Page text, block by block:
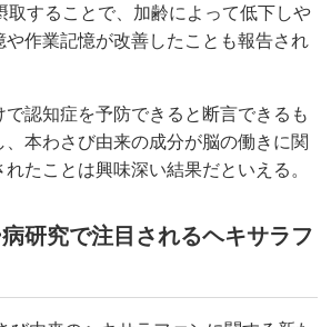
取することで、加齢によって低下しや
や作業記憶が改善したことも報告され
で認知症を予防できると断言できるも
本わさび由来の成分が脳の働きに関
たことは興味深い結果だといえる。
研究で注目されるヘキサラフ